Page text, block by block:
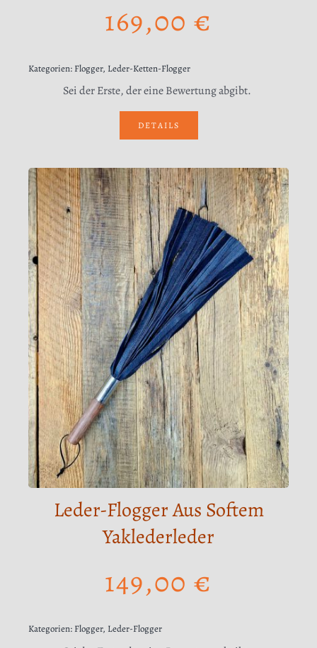
169,00 €
Kategorien: Flogger, Leder-Ketten-Flogger
Sei der Erste, der eine Bewertung abgibt.
DETAILS
Leder-Flogger Aus Softem
Yaklederleder
149,00 €
Kategorien: Flogger, Leder-Flogger